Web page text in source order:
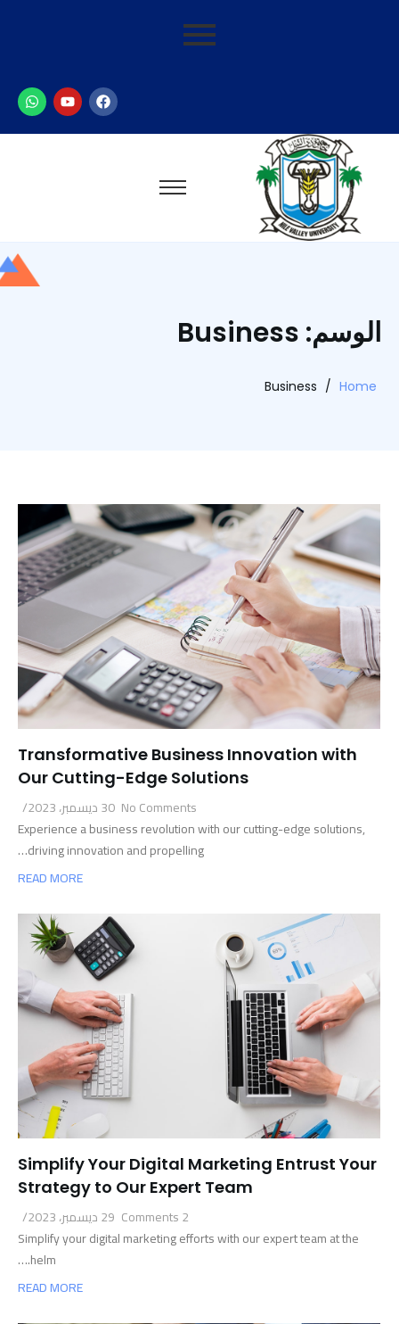
الوسم: Business
Home
/
Business
Transformative Business Innovation with
Our Cutting-Edge Solutions
30 ديسمبر، 2023 /
No Comments
Experience a business revolution with our cutting-edge solutions,
driving innovation and propelling…
READ MORE
Simplify Your Digital Marketing Entrust Your
Strategy to Our Expert Team
29 ديسمبر، 2023 /
Simplify your digital marketing efforts with our expert team at the
helm.…
READ MORE